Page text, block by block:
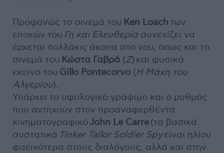
Προφανώς το σινεμά του Ken Loachτων
εποχών του Γη και Ελευθερία συνεχίζει να
έρχεται πολλάκις άκοπα στο νου, όπως και το
σινεμά του Κώστα Γαβρά (Ζ) και φυσικά
εκείνο του Gillo Pontecorvo (Η Μάχη του
Αλγερίου).
Υπάρχει το υφολογικό γράψιμο και ο ρυθμός
που αντηχούν στον προαναφερθέντα
κινηματογραφικό John Le Carre(τα βασικά
συστατικά Tinker Tailor Soldier Spyείναι ηλίου
φαεινότερα στους διαλόγους, αλλά και στην